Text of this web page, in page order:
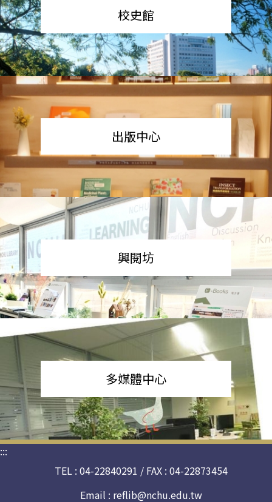
校史館
出版中心
興閱坊
多媒體中心
:::
TEL : 04-22840291 / FAX : 04-22873454
Email : reflib@nchu.edu.tw